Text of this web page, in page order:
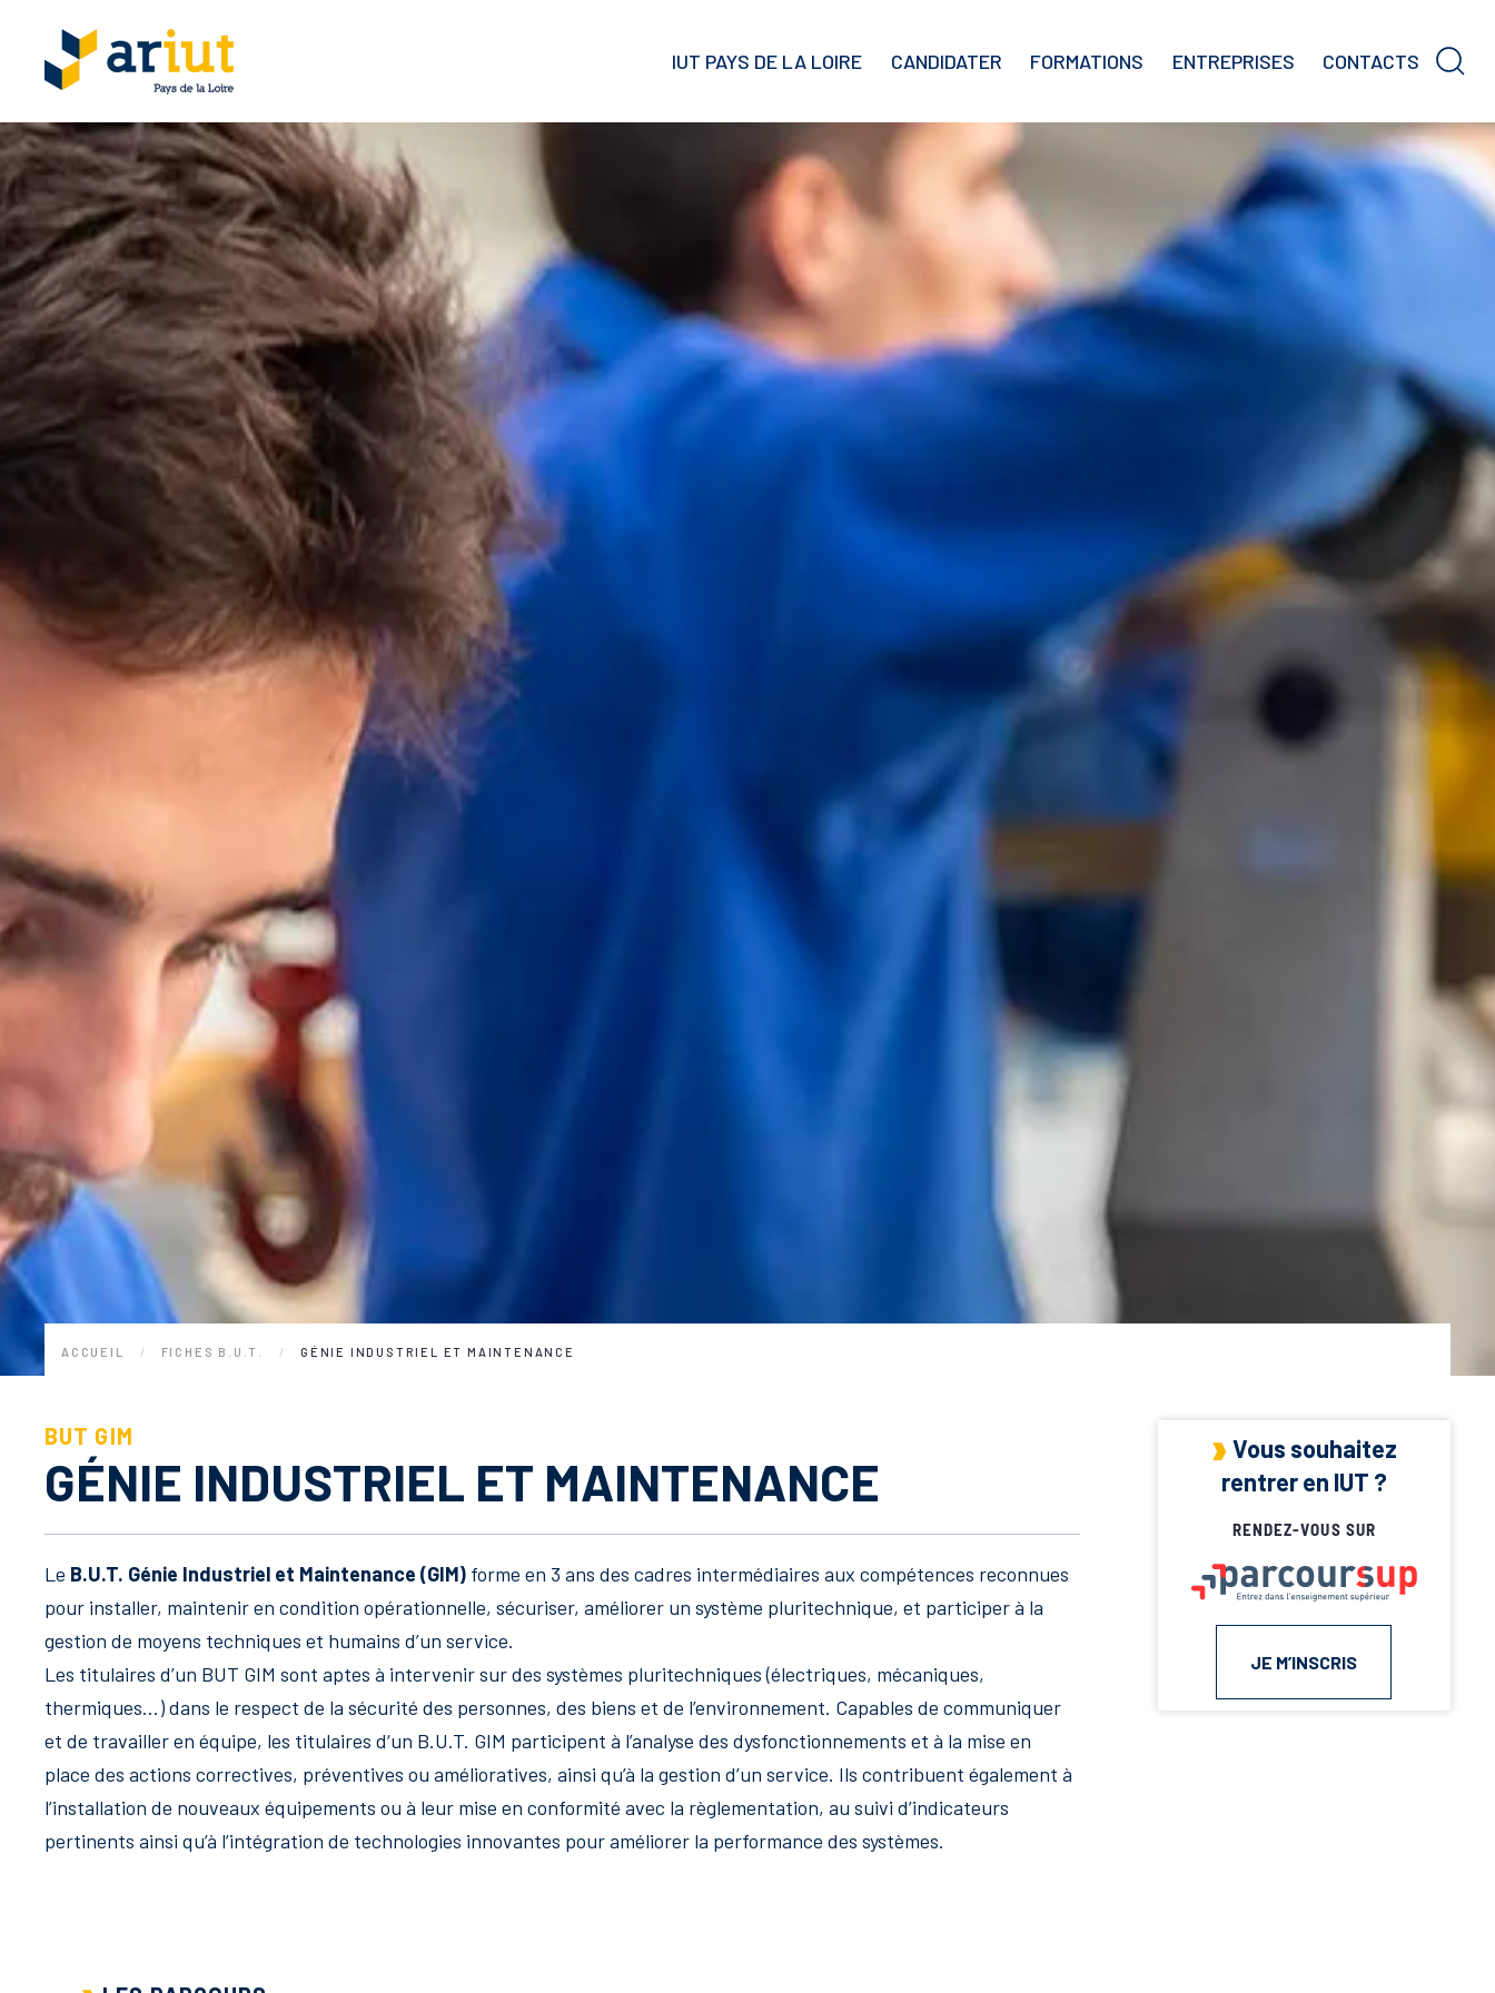
IUT PAYS DE LA LOIRE CANDIDATER FORMATIONS ENTREPRISES CONTACTS
ACCUEIL FICHES B.U.T. GÉNIE INDUSTRIEL ET MAINTENANCE
BUT GIM
GÉNIE INDUSTRIEL ET MAINTENANCE
Le B.U.T. Génie Industriel et Maintenance (GIM) forme en 3 ans des cadres intermédiaires aux compétences reconnues
pour installer, maintenir en condition opérationnelle, sécuriser, améliorer un système pluritechnique, et participer à la
gestion de moyens techniques et humains d’un service.
Les titulaires d’un BUT GIM sont aptes à intervenir sur des systèmes pluritechniques (électriques, mécaniques,
thermiques…) dans le respect de la sécurité des personnes, des biens et de l’environnement. Capables de communiquer
et de travailler en équipe, les titulaires d‘un B.U.T. GIM participent à l’analyse des dysfonctionnements et à la mise en
place des actions correctives, préventives ou amélioratives, ainsi qu’à la gestion d’un service. Ils contribuent également à
l’installation de nouveaux équipements ou à leur mise en conformité avec la règlementation, au suivi d’indicateurs
pertinents ainsi qu’à l’intégration de technologies innovantes pour améliorer la performance des systèmes.
Vous souhaitez
rentrer en IUT ?
RENDEZ-VOUS SUR
JE M’INSCRIS